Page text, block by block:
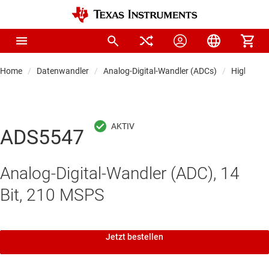
Home Datenwandler Analog-Digital-Wandler (ADCs)
ADS5547
Analog-Digital-Wandler (ADC), 14
Bit, 210 MSPS
Jetzt bestellen